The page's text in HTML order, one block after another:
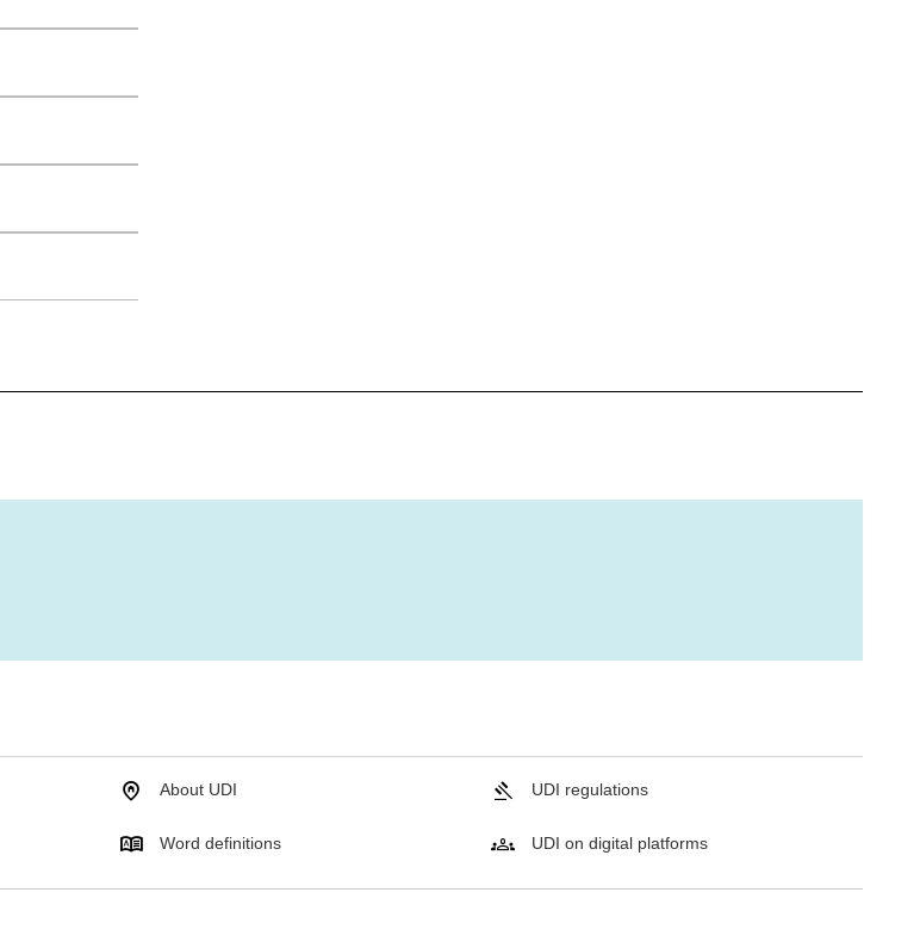
About UDI UDI regulations
Word definitions UDI on digital platforms